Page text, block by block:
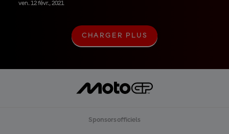
ven. 12 févr., 2021
C
H
E
R
U
CHARGER PLUS
Sponsors officiels